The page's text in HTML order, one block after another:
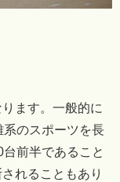
ます。一般的に
のスポーツを長
前半であること
れることもあり